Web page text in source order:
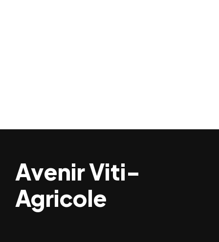
Avenir Viti-
Agricole